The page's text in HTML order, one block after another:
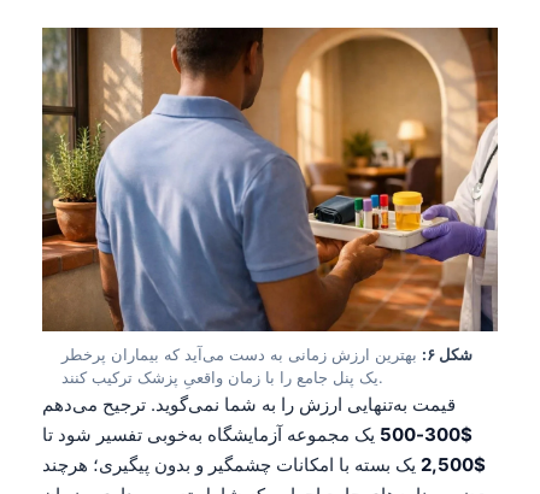
شکل ۶:
بهترین ارزش زمانی به دست می‌آید که بیماران پرخطر
یک پنل جامع را با زمان واقعیِ پزشک ترکیب کنند.
قیمت به‌تنهایی ارزش را به شما نمی‌گوید. ترجیح می‌دهم
$300-500
یک مجموعه آزمایشگاه به‌خوبی تفسیر شود تا
$2,500
یک بسته با امکانات چشمگیر و بدون پیگیری؛ هرچند